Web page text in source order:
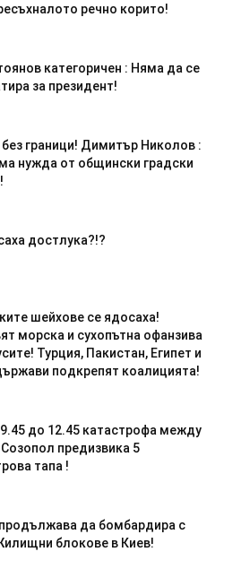
речно корито!
категоричен : Няма да се
за президент!
без граници! Димитър Николов :
нужда от общински градски
достлука?!?
шейхове се ядосаха!
морска и сухопътна офанзива
Турция, Пакистан, Египет и
подкрепят коалицията!
до 12.45 катастрофа между
Созопол предизвика 5
тапа !
да бомбардира с
блокове в Киев!